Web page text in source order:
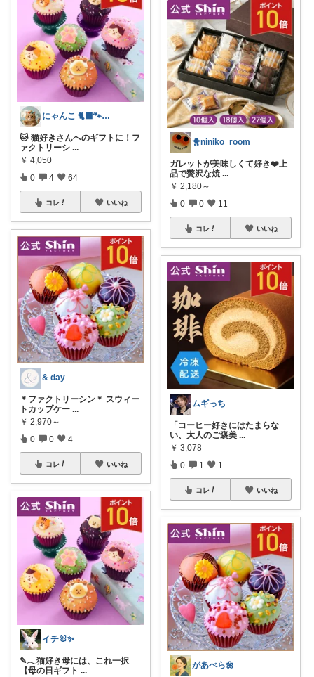
にゃんこ 🐈‍⬛🐾50代健康第一❣️
🐱 猫好きさんへのギフトに！フ
ァクトリーシ ...
￥ 4,050
0 4 64
コレ いいね
& day
＊ファクトリーシン＊ スウィー
トカップケー ...
￥ 2,970～
0 0 4
コレ いいね
イチ🐰✨
✎𓂃猫好き母には、これ一択
【母の日ギフト ...
🐥niniko_room
ガレットが美味しくて好き❤️上
品で贅沢な焼 ...
￥ 2,180～
0 0 11
コレ いいね
ムギっち
「コーヒー好きにはたまらな
い、大人のご褒美 ...
￥ 3,078
0 1 1
コレ いいね
があべら🌼